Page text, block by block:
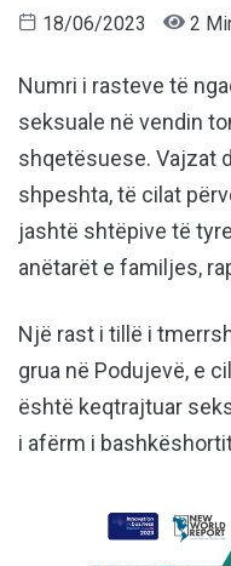
18/06/2023 2
Numri i rasteve të
seksuale në vendin
shqetësuese. Vajzat
shpeshta, të cilat
jashtë shtëpive të
anëtarët e familjes,
Një rast i tillë i
grua në Podujevë, e
është keqtrajtuar
i afërm i